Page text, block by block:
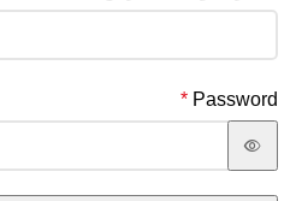
Password
*